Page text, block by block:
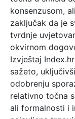
konsenzusom,
zaključak da je
tvrdnje
okvirnom
Izvještaj
sažeto,
odobrenju
relativno točna
ali formalnosti i